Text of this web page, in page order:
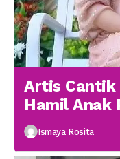
Artis Cantik
Hamil Anak
menikah
Ismaya Rosita